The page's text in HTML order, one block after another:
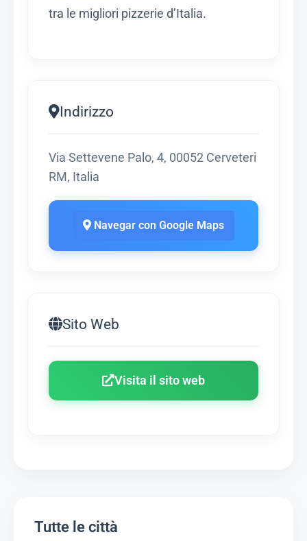
tra le migliori pizzerie d’Italia.
Indirizzo
Via Settevene Palo, 4, 00052 Cerveteri
RM, Italia
Navegar con Google Maps
Sito Web
Visita il sito web
Tutte le città